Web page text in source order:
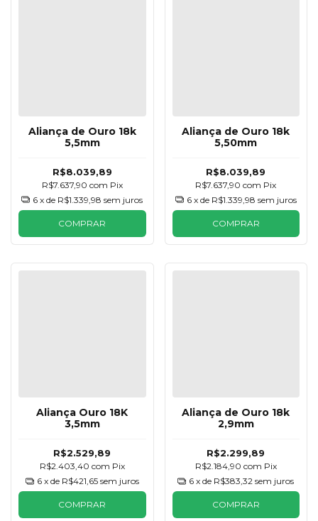
Aliança de Ouro 18k
5,5mm
R$8.039,89
R$7.637,90 com Pix
6 x de R$1.339,98 sem juros
COMPRAR
Aliança de Ouro 18k
5,50mm
R$8.039,89
R$7.637,90com Pix
6 x de R$1.339,98 sem juros
COMPRAR
Aliança Ouro 18K
3,5mm
R$2.529,89
R$2.403,40 com Pix
6 x de R$421,65 sem juros
COMPRAR
Aliança de Ouro 18k
2,9mm
R$2.299,89
R$2.184,90 com Pix
6 x de R$383,32 sem juros
COMPRAR